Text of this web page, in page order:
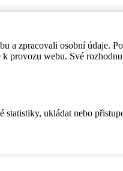
a zpracovali osobní údaje.
k provozu webu. Své
ukládat nebo